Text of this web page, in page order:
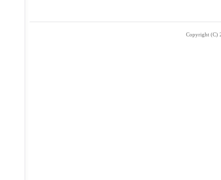
Copyright (C)